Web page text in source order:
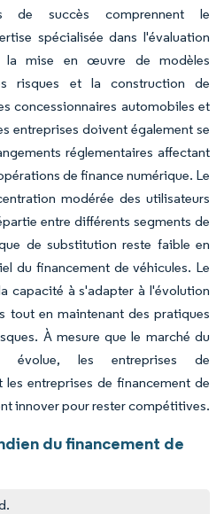
de succès comprennent le
spécialisée dans l'évaluation
la mise en œuvre de modèles
risques et la construction de
concessionnaires automobiles et
entreprises doivent également se
réglementaires affectant
de finance numérique. Le
modérée des utilisateurs
entre différents segments de
de substitution reste faible en
du financement de véhicules. Le
capacité à s'adapter à l'évolution
tout en maintenant des pratiques
À mesure que le marché du
évolue, les entreprises de
entreprises de financement de
innover pour rester compétitives.
du financement de